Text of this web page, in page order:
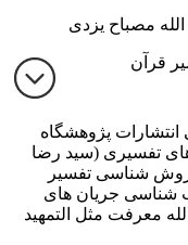
مصباح یزدی
پژوهشگاه
تفسیری (سید رضا
روش شناسی تفسیر
شناسی جریان های
معرفت مثل التمهید